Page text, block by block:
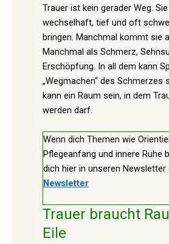
Trauer ist kein gerader Weg.
wechselhaft, tief und oft
bringen. Manchmal kommt sie
Manchmal als Schmerz,
Erschöpfung. In all dem kann
„Wegmachen“ des Schmerzes
kann ein Raum sein, in dem
werden darf.
Wenn dich Themen wie
Pflegeanfang und innere Ruhe
dich hier in unseren Newsletter
Newsletter
Trauer braucht
Eile